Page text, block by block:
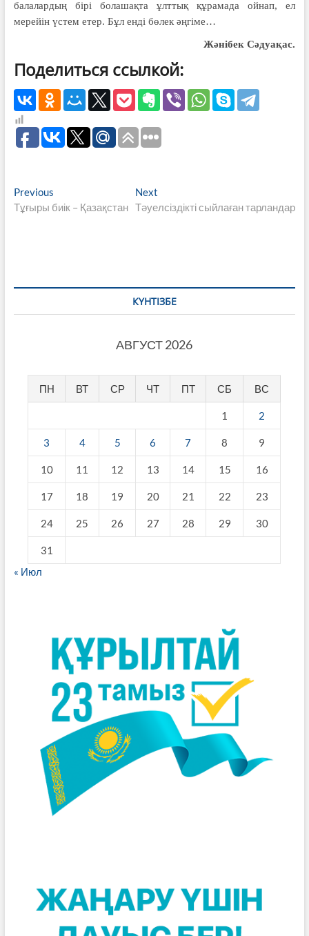
балалардың бірі болашақта ұлттық құрамада ойнап, ел
мерейін үстем етер. Бұл енді бөлек әңгіме…
Жәнібек Сәдуақас.
Поделиться ссылкой:
Навигация
по
PreviousPrevious
post:
Тұғыры биік – Қазақстан
Next
post:
Тәуелсіздікті сыйлаған тарландар
КҮНТІЗБЕ
АВГУСТ 2026
ПН ВТ СР ЧТ ПТ СБ ВС
1 2
3 4 5 6 7 8 9
10 11 12 13 14 15 16
17 18 19 20 21 22 23
24 25 26 27 28 29 30
31
« Июл